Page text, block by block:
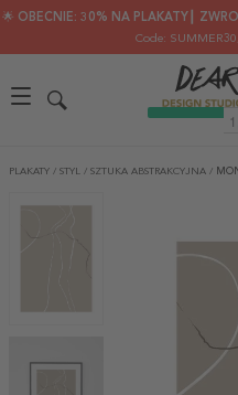
🌟 OBECNIE: 30% NA PLAKATY┃
Code: SUMMER30
PLAKATY / STYL / SZTUKA ABSTRAKCYJNA /